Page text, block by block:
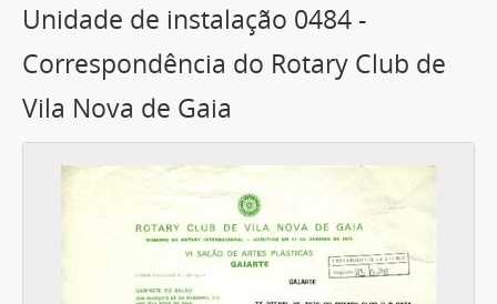
Unidade de instalação 0484 -
Correspondência do Rotary Club de
Vila Nova de Gaia